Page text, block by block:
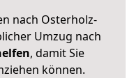
nach Osterholz-
Umzug nach
, damit Sie
können.